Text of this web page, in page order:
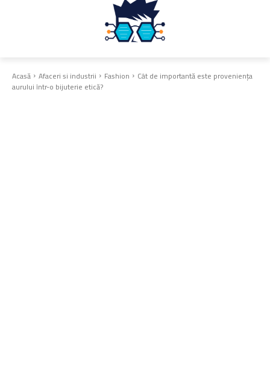
Acasă Afaceri si industrii Fashion Cât de importantă este proveniența
aurului într-o bijuterie etică?